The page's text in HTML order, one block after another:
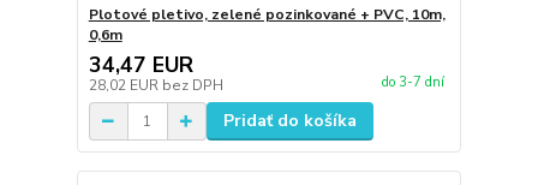
Plotové pletivo, zelené pozinkované + PVC, 10m,
0,6m
34,47 EUR
28,02 EUR bez DPH do 3-7 dní
Pridať do košíka